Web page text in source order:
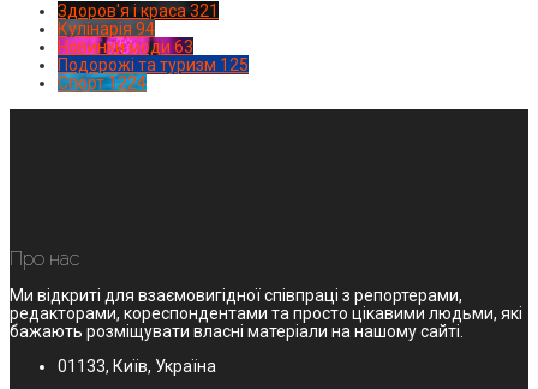
Здоров'я і краса 321
Кулінарія 94
Новинки моди 63
Подорожі та туризм 125
Спорт1224
Про нас
Ми відкриті для взаємовигідної співпраці з репортерами,
редакторами, кореспондентами та просто цікавими людьми, які
бажають розміщувати власні матеріали на нашому сайті.
01133, Київ, Україна